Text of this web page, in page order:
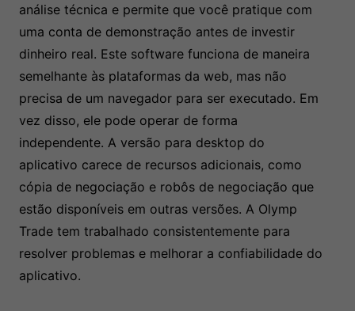
análise técnica e permite que você pratique com
uma conta de demonstração antes de investir
dinheiro real. Este software funciona de maneira
semelhante às plataformas da web, mas não
precisa de um navegador para ser executado. Em
vez disso, ele pode operar de forma
independente. A versão para desktop do
aplicativo carece de recursos adicionais, como
cópia de negociação e robôs de negociação que
estão disponíveis em outras versões. A Olymp
Trade tem trabalhado consistentemente para
resolver problemas e melhorar a confiabilidade do
aplicativo.